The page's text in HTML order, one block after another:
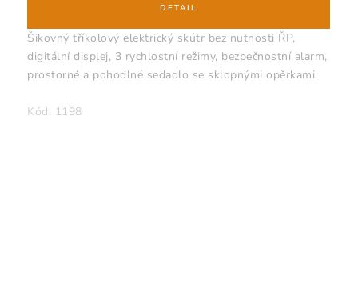
Šikovný tříkolový elektrický skútr bez nutnosti ŘP,
digitální displej, 3 rychlostní režimy, bezpečnostní alarm,
prostorné a pohodlné sedadlo se sklopnými opěrkami.
Kód: 1198